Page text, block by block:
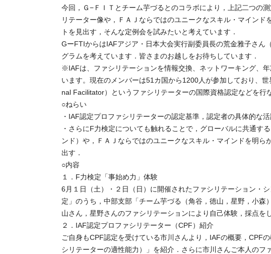
今回，Ｇ−ＦＩＴとチーム芋づるとのコラボにより，上記二つの
リテーター像や，ＦＡＪならではのユニークなスキル・マイン
トを見出す，そんな定例会を試みたいと考えています．
GーFTIからはIAFアジア・日本大会実行副委員長の荒金雅子さん
グラムを考えています．皆さまのお越しをお待ちしています．
※IAFは、ファシリテーションを情報交換、ネットワーキング、
います。現在のメンバーは51カ国から1200人が参加しており、
nal Facilitator）というファシリテーターの国際資格認定などを行
○ねらい
・IAF認定プロファシリテーターの認定基準，認定者の具体的な活
・さらにF力検定についても触れることで，グローバルに共通す
ンド）や，ＦＡＪならではのユニークなスキル・マインドを明
出す．
○内容
１．F力検定「事始め力」体験
6月１日（土）・２日（日）に開催されたファシリテーション・
定」のうち，中部支部「チーム芋づる（角谷，徳山，星野，小
山さん，星野さんのファシリテーションにより自己体験，採点を
２．IAF認定プロファシリテーター（CPF）紹介
ご自身もCPF認定を受けている市川さんより，IAFの概要，CPF
シリテーターの適性能力）」を紹介．さらに市川さんご本人のフ